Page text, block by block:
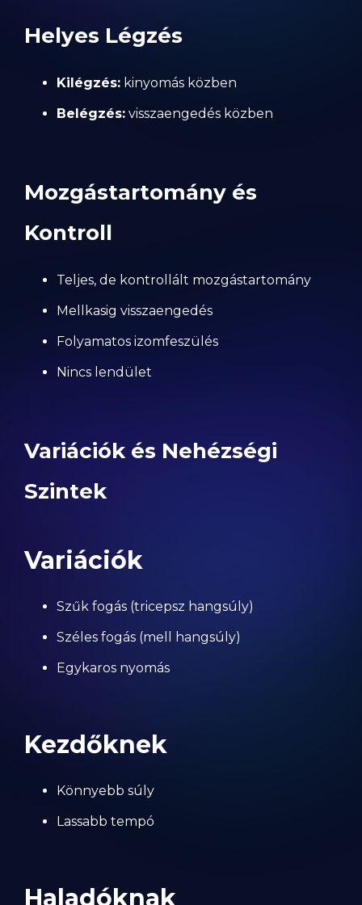
Helyes Légzés
Kilégzés: kinyomás közben
Belégzés: visszaengedés közben
Mozgástartomány és
Kontroll
Teljes, de kontrollált mozgástartomány
Mellkasig visszaengedés
Folyamatos izomfeszülés
Nincs lendület
Variációk és Nehézségi
Szintek
Variációk
Szűk fogás (tricepsz hangsúly)
Széles fogás (mell hangsúly)
Egykaros nyomás
Kezdőknek
Könnyebb súly
Lassabb tempó
Haladóknak